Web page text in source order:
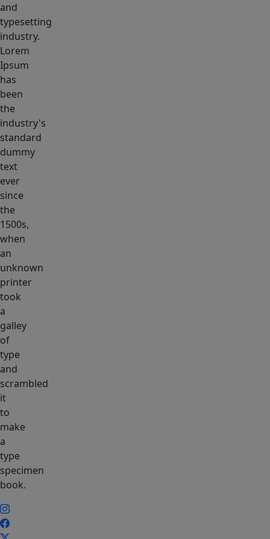
and
typesetting
industry.
Lorem
Ipsum
has
been
the
industry's
standard
dummy
text
ever
since
the
1500s,
when
an
unknown
printer
took
a
galley
of
type
and
scrambled
it
to
make
a
type
specimen
book.